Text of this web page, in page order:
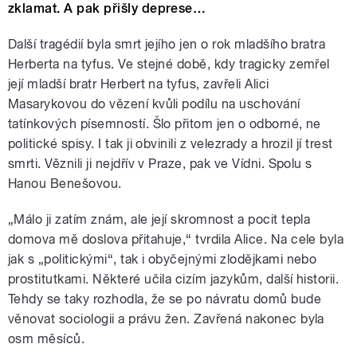
zklamat. A pak přišly deprese…
Další tragédií byla smrt jejího jen o rok mladšího bratra
Herberta na tyfus. Ve stejné době, kdy tragicky zemřel
její mladší bratr Herbert na tyfus, zavřeli Alici
Masarykovou do vězení kvůli podílu na uschování
tatínkových písemností. Šlo přitom jen o odborné, ne
politické spisy. I tak ji obvinili z velezrady a hrozil jí trest
smrti. Věznili ji nejdřív v Praze, pak ve Vídni. Spolu s
Hanou Benešovou.
„Málo ji zatím znám, ale její skromnost a pocit tepla
domova mě doslova přitahuje,“ tvrdila Alice. Na cele byla
jak s „politickými“, tak i obyčejnými zlodějkami nebo
prostitutkami. Některé učila cizím jazykům, další historii.
Tehdy se taky rozhodla, že se po návratu domů bude
věnovat sociologii a právu žen. Zavřená nakonec byla
osm měsíců.